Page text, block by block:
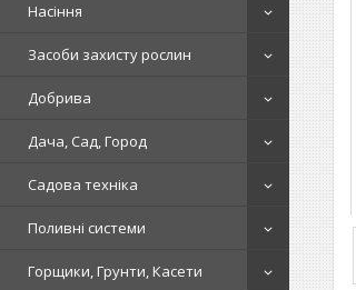
Насіння
Засоби захисту рослин
Добрива
Дача, Сад, Город
Садова техніка
Поливні системи
Горщики, Грунти, Касети